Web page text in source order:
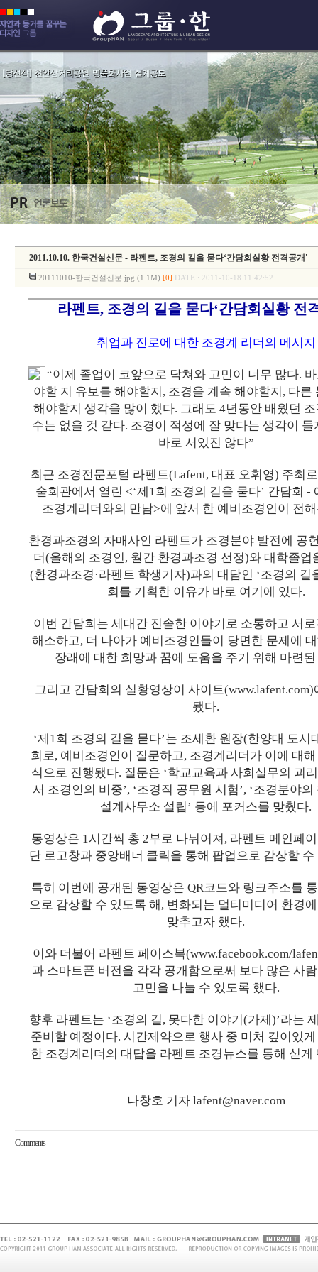
2011.10.10. 한국건설신문 - 라펜트, 조경의 길을 묻다‘간담회실황 전격공개'
20111010-한국건설신문.jpg (1.1M) [0] DATE : 2011-10-18 11:42:52
라펜트, 조경의 길을 묻다‘간담회실황 전
취업과 진로에 대한 조경계 리더의 메시지
“이제 졸업이 코앞으로 닥쳐와 고민이 너무 많다.
야할 지 유보를 해야할지, 조경을 계속 해야할지, 다른
해야할지 생각을 많이 했다. 그래도 4년동안 배웠던
수는 없을 것 같다. 조경이 적성에 잘 맞다는 생각이 들
바로 서있진 않다”
최근 조경전문포털 라펜트(Lafent, 대표 오휘영) 주최
술회관에서 열린 <‘제1회 조경의 길을 묻다’ 간담회 -
조경계리더와의 만남>에 앞서 한 예비조경인이 전
환경과조경의 자매사인 라펜트가 조경분야 발전에 공
더(올해의 조경인, 월간 환경과조경 선정)와 대학졸업
(환경과조경·라펜트 학생기자)과의 대담인 ‘조경의 길
회를 기획한 이유가 바로 여기에 있다.
이번 간담회는 세대간 진솔한 이야기로 소통하고 서
해소하고, 더 나아가 예비조경인들이 당면한 문제에
장래에 대한 희망과 꿈에 도움을 주기 위해 마련
그리고 간담회의 실황영상이 사이트
됐다.
‘제1회 조경의 길을 묻다’는 조세환 원장(한양대 도시
회로, 예비조경인이 질문하고, 조경계리더가 이에 대
식으로 진행됐다. 질문은 ‘학교교육과 사회실무의 괴
서 조경인의 비중’, ‘조경직 공무원 시험’, ‘조경분야의
설계사무소 설립’ 등에 포커스를 맞췄다.
동영상은 1시간씩 총 2부로 나뉘어져, 라펜트 메인페
단 로고창과 중앙배너 클릭을 통해 팝업으로 감상할 수
특히 이번에 공개된 동영상은 QR코드와 링크주소를
으로 감상할 수 있도록 해, 변화되는 멀티미디어 환경
맞추고자 했다.
이와 더불어 라펜트 페이스북(www.facebook.com/
과 스마트폰 버전을 각각 공개함으로써 보다 많은 사
고민을 나눌 수 있도록 했다.
향후 라펜트는 ‘조경의 길, 못다한 이야기(가제)’라는
준비할 예정이다. 시간제약으로 행사 중 미처 깊이있
한 조경계리더의 대답을 라펜트 조경뉴스를 통해 싣게
나창호 기자 lafent@naver.com
Comments